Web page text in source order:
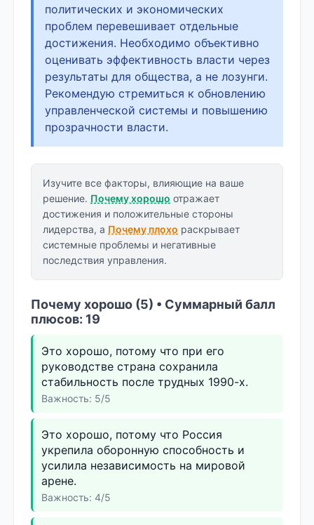
политических и экономических
проблем перевешивает отдельные
достижения. Необходимо объективно
оценивать эффективность власти через
результаты для общества, а не лозунги.
Рекомендую стремиться к обновлению
управленческой системы и повышению
прозрачности власти.
Изучите все факторы, влияющие на ваше
решение. Почему хорошо отражает
достижения и положительные стороны
лидерства, а Почему плохо раскрывает
системные проблемы и негативные
последствия управления.
Почему хорошо (5) • Суммарный балл
плюсов: 19
Это хорошо, потому что при его
руководстве страна сохранила
стабильность после трудных 1990-х.
Важность: 5/5
Это хорошо, потому что Россия
укрепила оборонную способность и
усилила независимость на мировой
арене.
Важность: 4/5